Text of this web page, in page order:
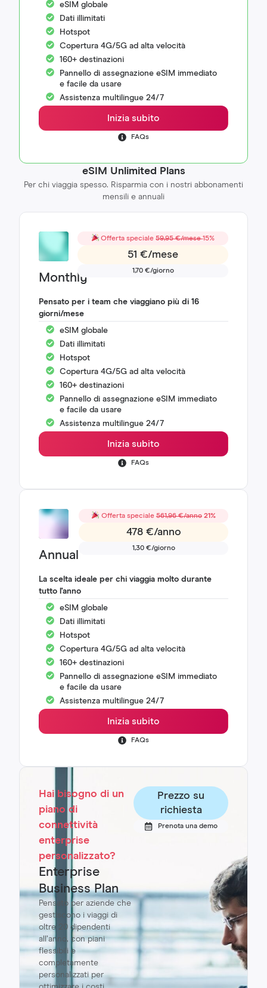
eSIM globale
Dati illimitati
Hotspot
Copertura 4G/5G ad alta velocità
160+ destinazioni
Pannello di assegnazione eSIM immediato
e facile da usare
Assistenza multilingue 24/7
Inizia subito
FAQs
eSIM Unlimited Plans
Per chi viaggia spesso. Risparmia con i nostri abbonamenti
mensili e annuali
Monthly
Offerta speciale59,95 €/mese15%
51 €/mese
1,70 €/giorno
Pensato per i team che viaggiano più di 16
giorni/mese
eSIM globale
Dati illimitati
Hotspot
Copertura 4G/5G ad alta velocità
160+ destinazioni
Pannello di assegnazione eSIM immediato
e facile da usare
Assistenza multilingue 24/7
Inizia subito
FAQs
Annual
Offerta speciale561,96 €/anno 21%
478 €/anno
1,30 €/giorno
La scelta ideale per chi viaggia molto durante
tutto l'anno
eSIM globale
Dati illimitati
Hotspot
Copertura 4G/5G ad alta velocità
160+ destinazioni
Pannello di assegnazione eSIM immediato
e facile da usare
Assistenza multilingue 24/7
Inizia subito
FAQs
Hai bisogno di un
piano di
connettività
enterprise
personalizzato?
Enterprise
Business Plan
Pensato per aziende che
gestiscono i viaggi di
oltre 20 dipendenti
all’anno, con piani
flessibili e
completamente
personalizzati per
Prezzo su
richiesta
Prenota una demo